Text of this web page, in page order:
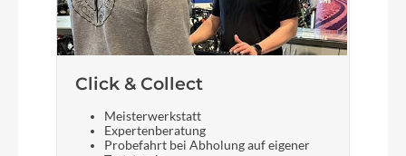
KOGA F3 with MIK system
Schalthebel
Click & Collect
Meisterwerkstatt
Expertenberatung
Probefahrt bei Abholung auf eigener